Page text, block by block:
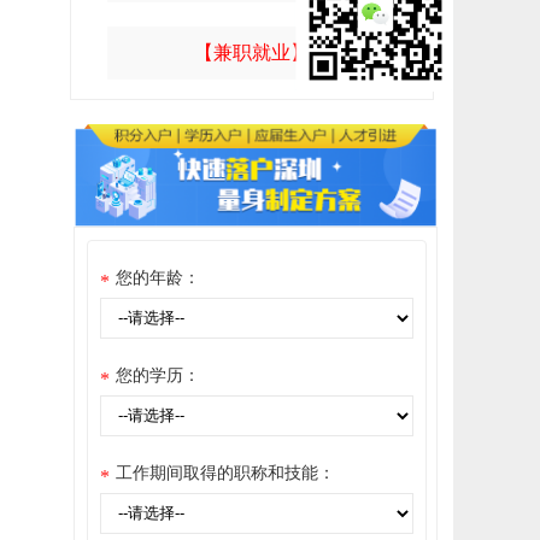
【兼职就业】
* 您的年龄：
* 您的学历：
* 工作期间取得的职称和技能：